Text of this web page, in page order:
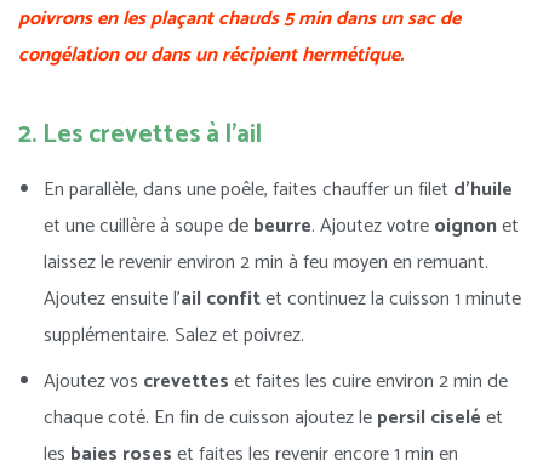
poivrons en les plaçant chauds 5 min dans un sac de
congélation ou dans un récipient hermétique.
2. Les crevettes à l'ail
En parallèle, dans une poêle, faites chauffer un filet d’huile
et une cuillère à soupe debeurre. Ajoutez votreoignonet
laissez le revenir environ 2 min à feu moyen en remuant.
Ajoutez ensuite l’ail confitet continuez la cuisson 1 minute
supplémentaire. Salez et poivrez.
Ajoutez vos crevetteset faites les cuire environ 2 min de
chaque coté. En fin de cuisson ajoutez lepersil ciseléet
les baies roseset faites les revenir encore 1 min en